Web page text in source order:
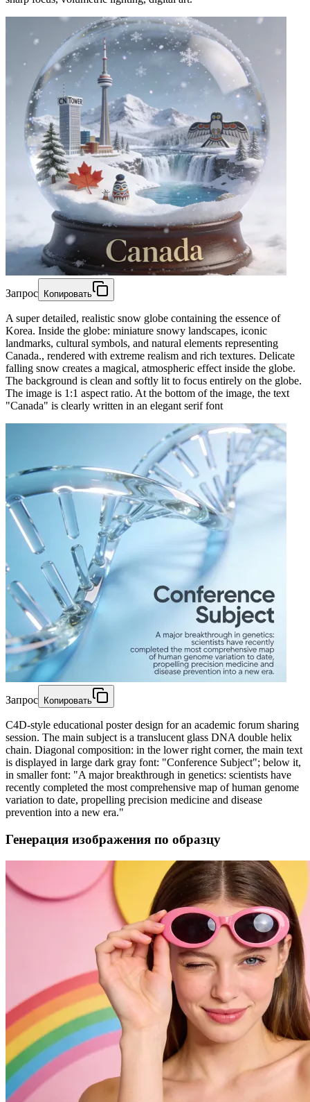
Запрос Копировать
A super detailed, realistic snow globe containing the essence of
Korea. Inside the globe: miniature snowy landscapes, iconic
landmarks, cultural symbols, and natural elements representing
Canada., rendered with extreme realism and rich textures. Delicate
falling snow creates a magical, atmospheric effect inside the globe.
The background is clean and softly lit to focus entirely on the globe.
The image is 1:1 aspect ratio. At the bottom of the image, the text
"Canada" is clearly written in an elegant serif font
Запрос Копировать
C4D-style educational poster design for an academic forum sharing
session. The main subject is a translucent glass DNA double helix
chain. Diagonal composition: in the lower right corner, the main text
is displayed in large dark gray font: "Conference Subject"; below it,
in smaller font: "A major breakthrough in genetics: scientists have
recently completed the most comprehensive map of human genome
variation to date, propelling precision medicine and disease
prevention into a new era."
Генерация изображения по образцу